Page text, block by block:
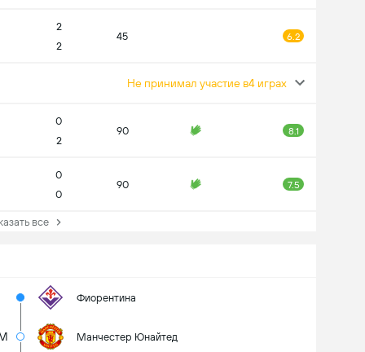
2
2
45 6.2
Не принимал участие в4 играх
0
2
90 8.1
0
0
90 7.5
все
Фиорентина
Манчестер Юнайтед